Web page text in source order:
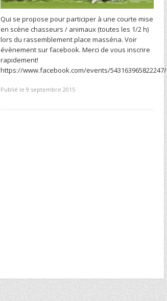
Qui se propose pour participer à une courte mise
en scène chasseurs / animaux (toutes les 1/2 h)
lors du rassemblement place masséna. Voir
évènement sur facebook. Merci de vous inscrire
rapidement!
https://www.facebook.com/events/543163965822247/
Publié le 9 septembre 2015